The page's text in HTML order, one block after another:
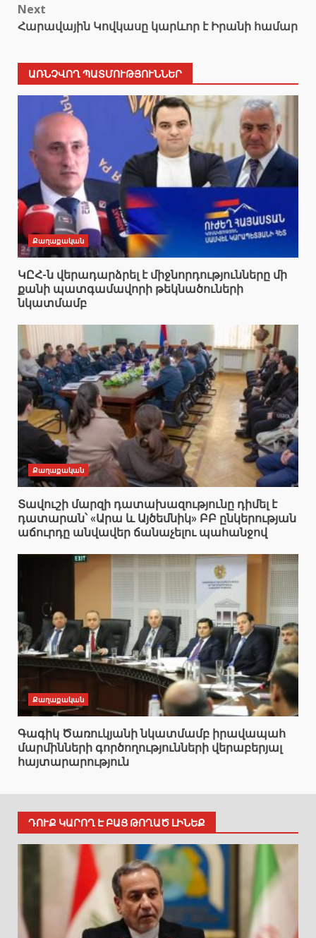
Next
Հարավային Կովկասը կարևոր է Իրանի համար
ԱՌՆՉՎՈՂ ՊԱՏՄՈՒԹՅՈՒՆՆԵՐ
Քաղաքական
ԿԸՀ-ն վերադարձրել է միջնորդությունները մի
քանի պատգամավորի թեկնածուների
նկատմամբ
Քաղաքական
Տավուշի մարզի դատախազությունը դիմել է
դատարան՝ «Արա և Այծեմնիկ» ԲԲ ընկերության
աճուրդը անվավեր ճանաչելու պահանջով
Քաղաքական
Գագիկ Ծառուկյանի նկատմամբ իրավապահ
մարմինների գործողությունների վերաբերյալ
հայտարարություն
ԴՈՒՔ ԿԱՐՈՂ Է ԲԱՑ ԹՈՂԱԾ ԼԻՆԵՔ